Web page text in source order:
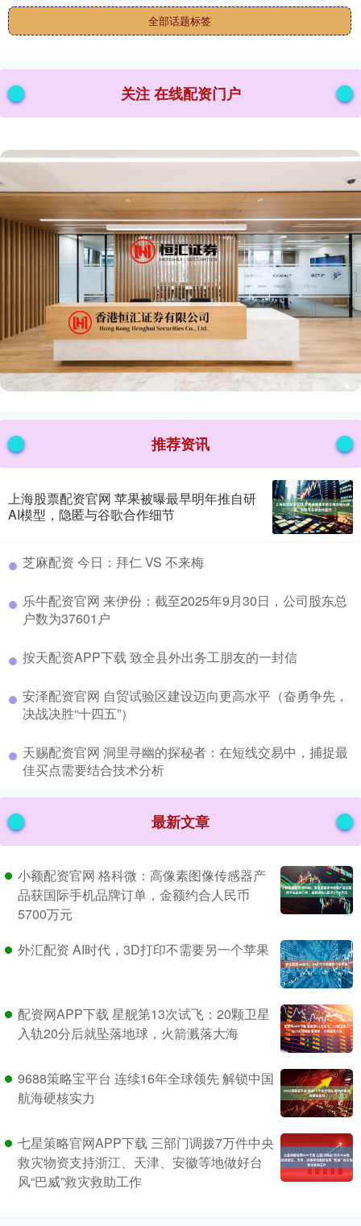
全部话题标签
关注 在线配资门户
推荐资讯
上海股票配资官网 苹果被曝最早明年推自研
AI模型，隐匿与谷歌合作细节
​芝麻配资 今日：拜仁 VS 不来梅
​乐牛配资官网 来伊份：截至2025年9月30日，公司股东总
户数为37601户
​按天配资APP下载 致全县外出务工朋友的一封信
​安泽配资官网 自贸试验区建设迈向更高水平（奋勇争先，
决战决胜“十四五”）
​天赐配资官网 洞里寻幽的探秘者：在短线交易中，捕捉最
佳买点需要结合技术分析
最新文章
小额配资官网 格科微：高像素图像传感器产
品获国际手机品牌订单，金额约合人民币
5700万元
外汇配资 AI时代，3D打印不需要另一个苹果
配资网APP下载 星舰第13次试飞：20颗卫星
入轨20分后就坠落地球，火箭溅落大海
9688策略宝平台 连续16年全球领先 解锁中国
航海硬核实力
七星策略官网APP下载 三部门调拨7万件中央
救灾物资支持浙江、天津、安徽等地做好台
风“巴威”救灾救助工作